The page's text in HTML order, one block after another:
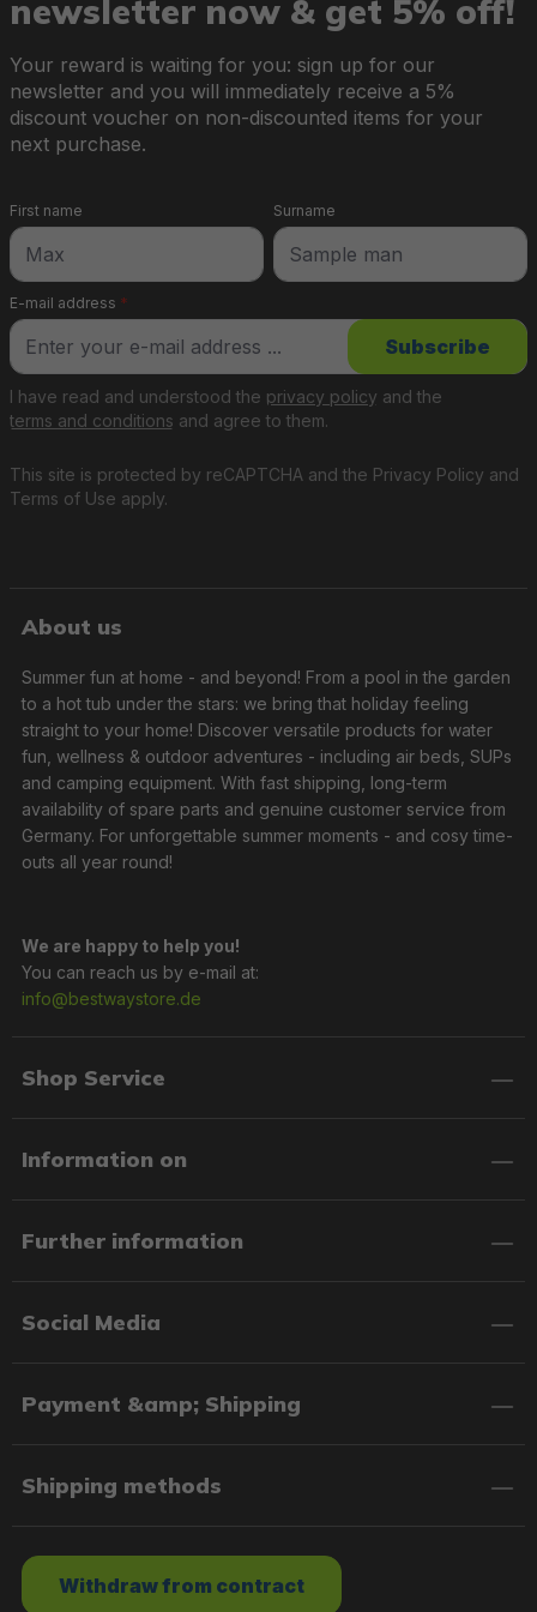
newsletter now & get 5% off!
Your reward is waiting for you: sign up for our
newsletter and you will immediately receive a 5%
discount voucher on non-discounted items for your
next purchase.
E-mail address *
First name Surname
This site is protected by reCAPTCHA and the Privacy Policy and
Terms of Use apply.
I have read and understood the privacy policy and the
terms and conditions and agree to them.
Subscribe
About us
Summer fun at home - and beyond! From a pool in the garden
to a hot tub under the stars: we bring that holiday feeling
straight to your home! Discover versatile products for water
fun, wellness & outdoor adventures - including air beds, SUPs
and camping equipment. With fast shipping, long-term
availability of spare parts and genuine customer service from
Germany. For unforgettable summer moments - and cosy time-
outs all year round!
We are happy to help you!
You can reach us by e-mail at:
info@bestwaystore.de
Shop Service
Information on
Further information
Social Media
Payment &amp; Shipping
Shipping methods
Withdraw from contract